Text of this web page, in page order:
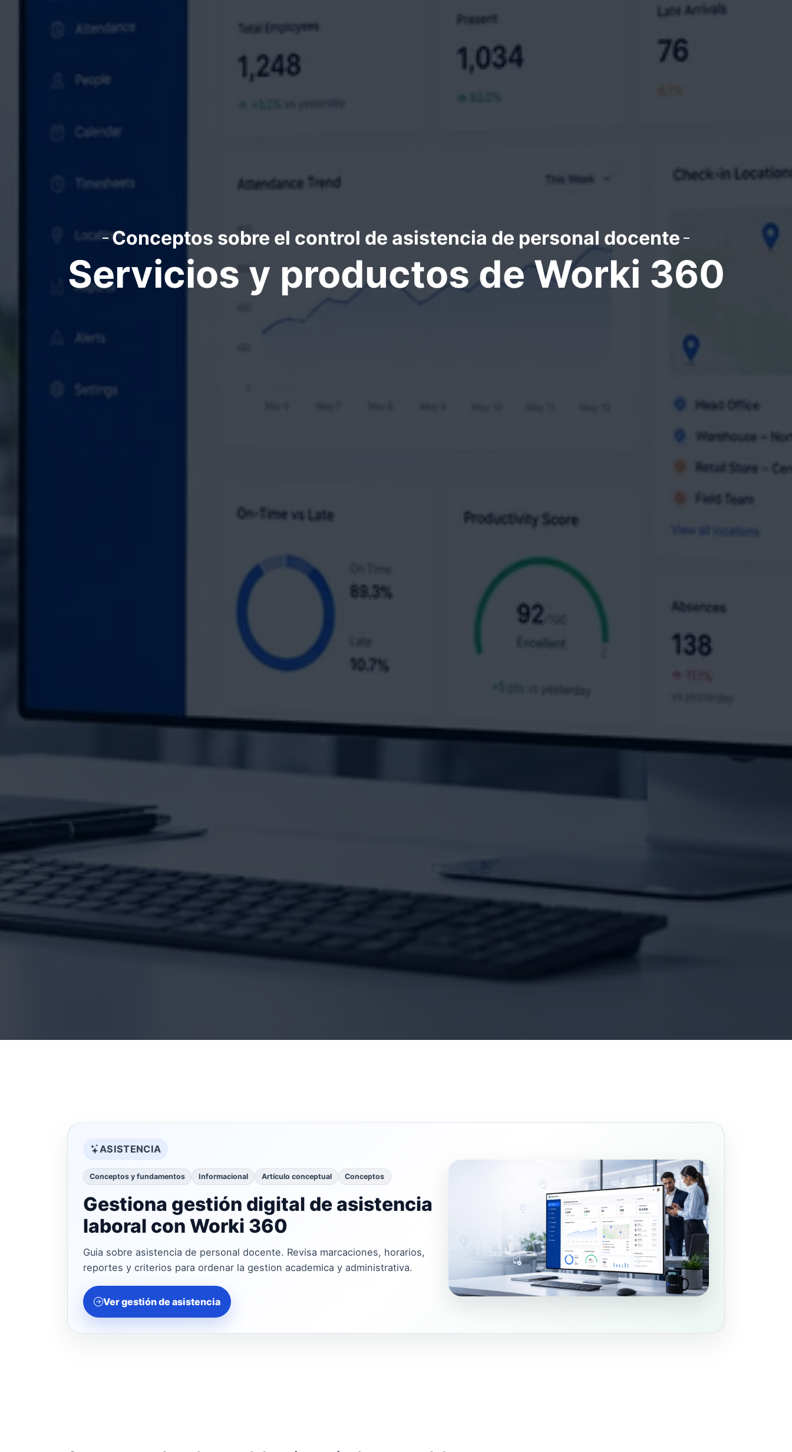
Conceptos sobre el control de asistencia de personal docente
Servicios y productos de Worki 360
ASISTENCIA
Conceptos y fundamentos Informacional Artículo conceptual Conceptos
Gestiona gestión digital de asistencia
laboral con Worki 360
Guia sobre asistencia de personal docente. Revisa marcaciones, horarios,
reportes y criterios para ordenar la gestion academica y administrativa.
Ver gestión de asistencia